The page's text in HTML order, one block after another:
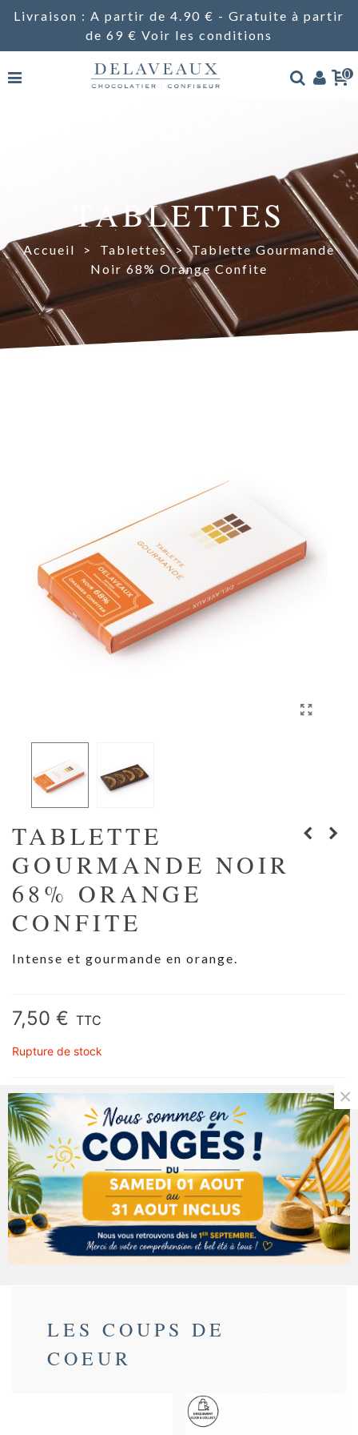
Livraison : A partir de 4.90 € - Gratuite à partir
de 69 € Voir les conditions
0
TABLETTES
Accueil > Tablettes > Tablette Gourmande
Noir 68% Orange Confite
TABLETTE
GOURMANDE NOIR
68% ORANGE
CONFITE
Intense et gourmande en orange.
7,50 € TTC
Rupture de stock
Référence: TO68
Description
Détails du produit
Ingrédients
LES COUPS DE
COEUR
×